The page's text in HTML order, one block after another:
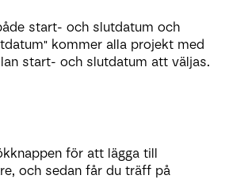
start- och slutdatum och
kommer alla projekt med
start- och slutdatum att väljas.
för att lägga till
och sedan får du träff på